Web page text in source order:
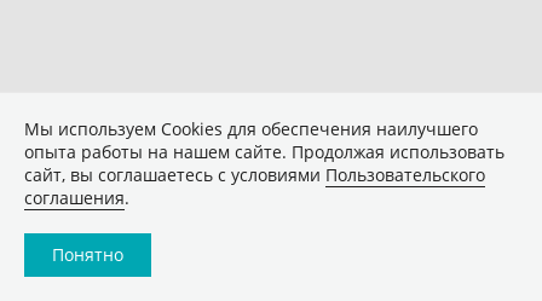
Мы используем Сookies для обеспечения наилучшего
опыта работы на нашем сайте. Продолжая использовать
сайт, вы соглашаетесь с условиями Пользовательского
соглашения.
Понятно